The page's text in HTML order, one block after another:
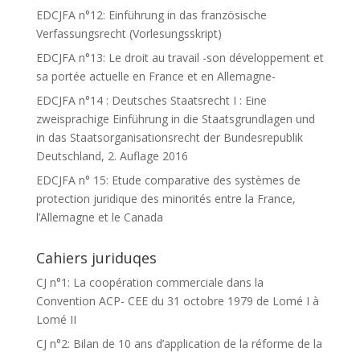
EDCJFA n°12: Einführung in das französische
Verfassungsrecht (Vorlesungsskript)
EDCJFA n°13: Le droit au travail -son développement et
sa portée actuelle en France et en Allemagne-
EDCJFA n°14 : Deutsches Staatsrecht I : Eine
zweisprachige Einführung in die Staatsgrundlagen und
in das Staatsorganisationsrecht der Bundesrepublik
Deutschland, 2. Auflage 2016
EDCJFA n° 15: Etude comparative des systèmes de
protection juridique des minorités entre la France,
l’Allemagne et le Canada
Cahiers juriduqes
CJ n°1: La coopération commerciale dans la
Convention ACP- CEE du 31 octobre 1979 de Lomé I à
Lomé II
CJ n°2: Bilan de 10 ans d’application de la réforme de la